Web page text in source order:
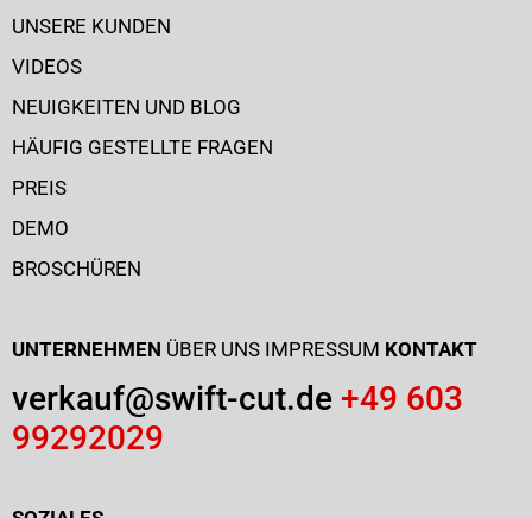
UNSERE KUNDEN
VIDEOS
NEUIGKEITEN UND BLOG
HÄUFIG GESTELLTE FRAGEN
PREIS
DEMO
BROSCHÜREN
UNTERNEHMEN ÜBER UNS IMPRESSUM KONTAKT
verkauf@swift-cut.de +49 603
99292029